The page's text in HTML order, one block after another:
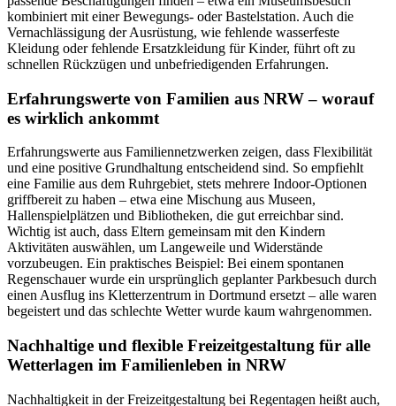
kombiniert mit einer Bewegungs- oder Bastelstation. Auch die
Vernachlässigung der Ausrüstung, wie fehlende wasserfeste
Kleidung oder fehlende Ersatzkleidung für Kinder, führt oft zu
schnellen Rückzügen und unbefriedigenden Erfahrungen.
Erfahrungswerte von Familien aus NRW – worauf
es wirklich ankommt
Erfahrungswerte aus Familiennetzwerken zeigen, dass Flexibilität
und eine positive Grundhaltung entscheidend sind. So empfiehlt
eine Familie aus dem Ruhrgebiet, stets mehrere Indoor-Optionen
griffbereit zu haben – etwa eine Mischung aus Museen,
Hallenspielplätzen und Bibliotheken, die gut erreichbar sind.
Wichtig ist auch, dass Eltern gemeinsam mit den Kindern
Aktivitäten auswählen, um Langeweile und Widerstände
vorzubeugen. Ein praktisches Beispiel: Bei einem spontanen
Regenschauer wurde ein ursprünglich geplanter Parkbesuch durch
einen Ausflug ins Kletterzentrum in Dortmund ersetzt – alle waren
begeistert und das schlechte Wetter wurde kaum wahrgenommen.
Nachhaltige und flexible Freizeitgestaltung für alle
Wetterlagen im Familienleben in NRW
Nachhaltigkeit in der Freizeitgestaltung bei Regentagen heißt auch,